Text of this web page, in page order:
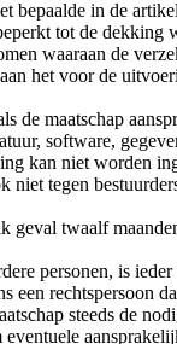
bepaalde in de
tot de dekking
waaraan de
het voor de
de maatschap
software,
kan niet worden
niet tegen
geval twaalf
personen, is
een rechtspersoon
steeds de